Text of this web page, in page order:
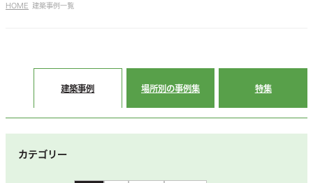
HOME 建築事例一覧
建築事例 場所別の事例集 特集
カテゴリー